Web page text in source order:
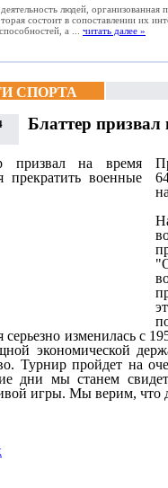
людей, организованная
состоит в сопоставлении их
а ... читать далее »
СПОРТА
Блаттер
серьезно изменилась с
экономической
Турнир пройдет на
дни мы станем
игры. Мы верим, что